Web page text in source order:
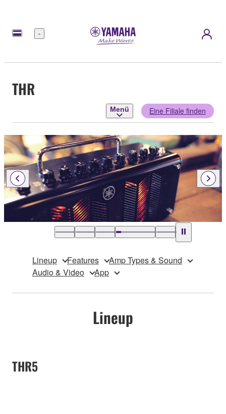
Menü
THR
Menü Eine Filiale finden
Lineup Features
Amp Types & Sound
Audio & Video
App
Lineup
THR5